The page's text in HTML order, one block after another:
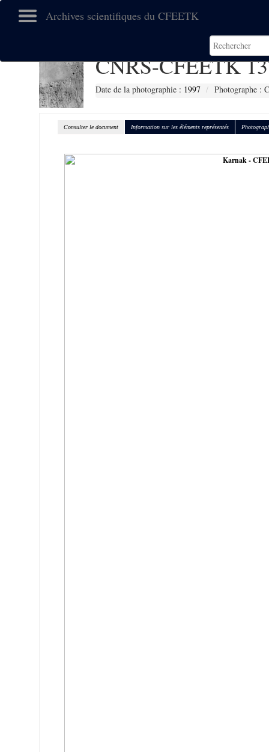
Archives scientifiques du CFEETK
CNRS-CFEETK
Date de la photographie : 1997 Photographe :
Consulter le document Information sur les éléments représentés